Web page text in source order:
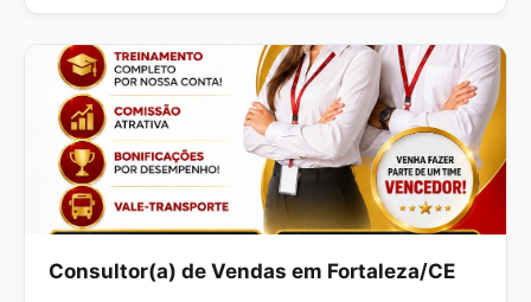
Consultor(a) de Vendas em Fortaleza/CE